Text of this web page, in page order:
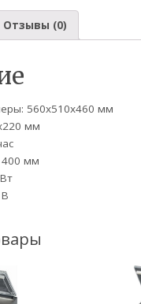
Отзывы (0)
560x510x460 мм
мм
400 мм